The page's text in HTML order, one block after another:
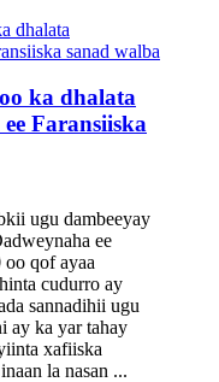
ka dhalata
Faransiiska
ugu dambeeyay
ee
qof ayaa
cudurro ay
sannadihii ugu
ay ka yar tahay
xafiiska
la nasan ...